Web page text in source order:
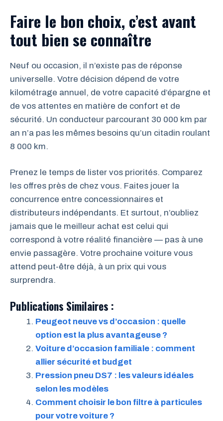
Faire le bon choix, c’est avant
tout bien se connaître
Neuf ou occasion, il n’existe pas de réponse
universelle. Votre décision dépend de votre
kilométrage annuel, de votre capacité d’épargne et
de vos attentes en matière de confort et de
sécurité. Un conducteur parcourant 30 000 km par
an n’a pas les mêmes besoins qu’un citadin roulant
8 000 km.
Prenez le temps de lister vos priorités. Comparez
les offres près de chez vous. Faites jouer la
concurrence entre concessionnaires et
distributeurs indépendants. Et surtout, n’oubliez
jamais que le meilleur achat est celui qui
correspond à votre réalité financière — pas à une
envie passagère. Votre prochaine voiture vous
attend peut-être déjà, à un prix qui vous
surprendra.
Publications Similaires :
Peugeot neuve vs d’occasion : quelle
option est la plus avantageuse ?
Voiture d’occasion familiale : comment
allier sécurité et budget
Pression pneu DS7 : les valeurs idéales
selon les modèles
Comment choisir le bon filtre à particules
pour votre voiture ?